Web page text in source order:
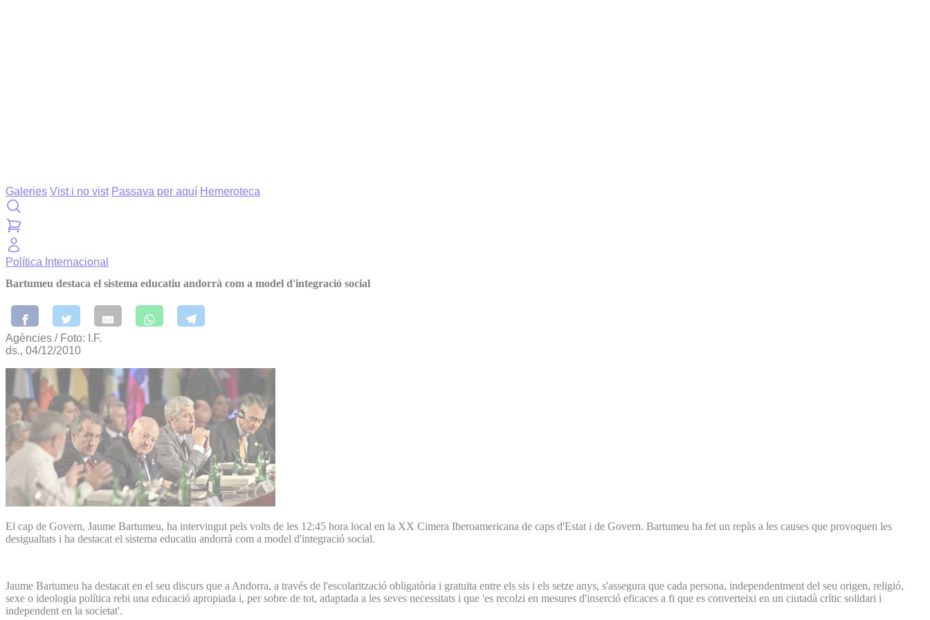
Galeries Vist i no vist Passava per aquí Hemeroteca
Política Internacional
Bartumeu destaca el sistema educatiu andorrà com a model d'integració social
Agències / Foto: I.F.
ds., 04/12/2010
El cap de Govern, Jaume Bartumeu, ha intervingut pels volts de les 12:45 hora local en la XX Cimera Iberoamericana de caps d'Estat i de Govern. Bartumeu ha fet un repàs a les causes que provoquen les
desigualtats i ha destacat el sistema educatiu andorrà com a model d'integració social.
Jaume Bartumeu ha destacat en el seu discurs que a Andorra, a través de l'escolarització obligatòria i gratuïta entre els sis i els setze anys, s'assegura que cada persona, independentment del seu origen, religió,
sexe o ideologia política rebi una educació apropiada i, per sobre de tot, adaptada a les seves necessitats i que 'es recolzi en mesures d'inserció eficaces a fi que es converteixi en un ciutadà crític solidari i
independent en la societat'.